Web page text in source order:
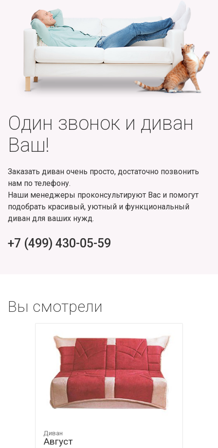
Один звонок и диван
Ваш!
Заказать диван очень просто, достаточно позвонить
нам по телефону.
Наши менеджеры проконсультируют Вас и помогут
подобрать красивый, уютный и функциональный
диван для ваших нужд.
+7 (499) 430-05-59
Вы смотрели
Диван
Август